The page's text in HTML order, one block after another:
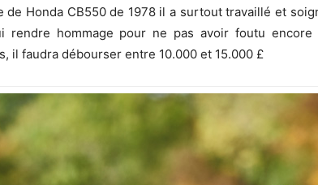
Honda CB550 de 1978 il a surtout travaillé et
hommage pour ne pas avoir foutu
il faudra débourser entre 10.000 et 15.000 £